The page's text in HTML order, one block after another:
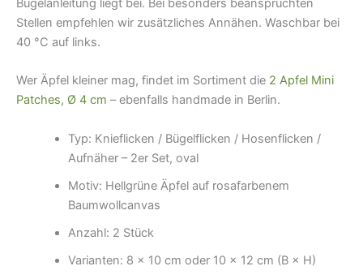
Bügelanleitung liegt bei. Bei besonders beanspruchten
Stellen empfehlen wir zusätzliches Annähen. Waschbar bei
40 °C auf links.
Wer Äpfel kleiner mag, findet im Sortiment die 2 Apfel Mini
Patches, Ø 4 cm – ebenfalls handmade in Berlin.
Typ: Knieflicken / Bügelflicken / Hosenflicken /
Aufnäher – 2er Set, oval
Motiv: Hellgrüne Äpfel auf rosafarbenem
Baumwollcanvas
Anzahl: 2 Stück
Varianten: 8 × 10 cm oder 10 × 12 cm (B × H)